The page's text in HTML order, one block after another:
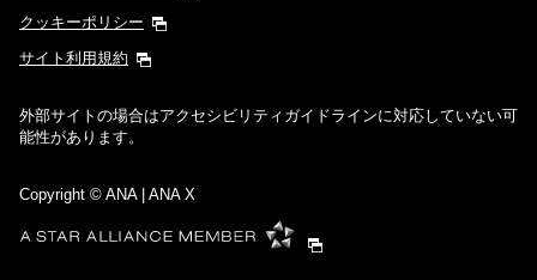
クッキーポリシー
サイト利用規約
外部サイトの場合はアクセシビリティガイドラインに対応していない可
能性があります。
Copyright © ANA | ANA X